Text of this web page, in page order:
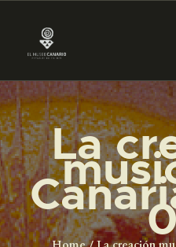
La
PREPARAR
█